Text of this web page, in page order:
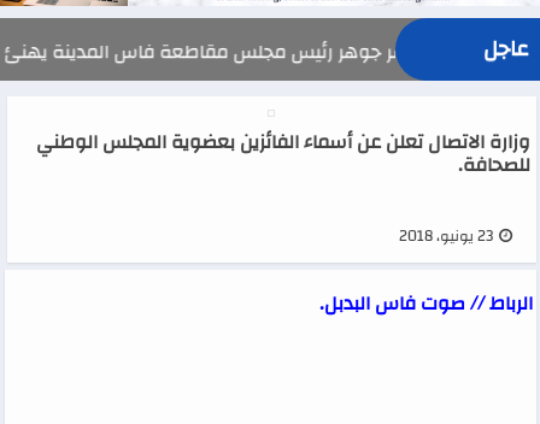
عاجل السيد ياسر جوهر رئيس مجلس مقاطعة فاس المدينة يهنئ صاحب الجلالة
وزارة الاتصال تعلن عن أسماء الفائزين بعضوية المجلس الوطني
للصحافة.
23 يونيو، 2018
الرباط // صوت فاس البدبل.